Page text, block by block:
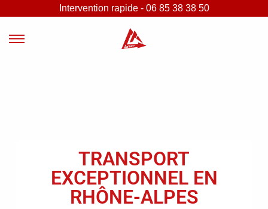
Intervention rapide - 06 85 38 38 50
TRANSPORT
EXCEPTIONNEL EN
RHÔNE-ALPES